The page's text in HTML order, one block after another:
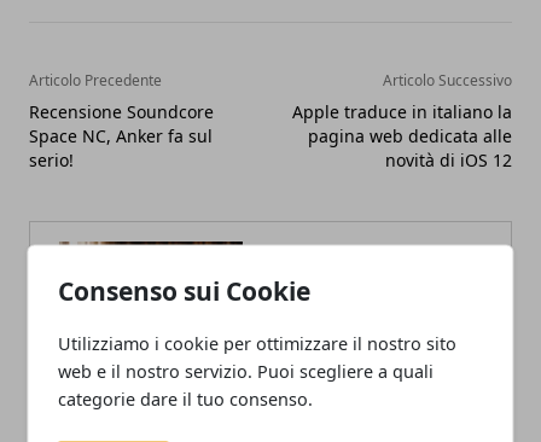
Consenso sui Cookie
Utilizziamo i cookie per ottimizzare il nostro sito
web e il nostro servizio. Puoi scegliere a quali
categorie dare il tuo consenso.
Articolo Precedente
Recensione Soundcore
Space NC, Anker fa sul
serio!
Articolo Successivo
Apple traduce in italiano la
pagina web dedicata alle
novità di iOS 12
Claudio Banfi